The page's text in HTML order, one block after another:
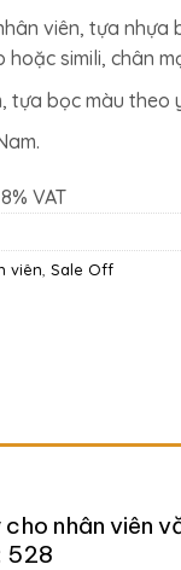
viên, tựa nhựa
simili, chân
tựa bọc màu theo
VAT
viên Sale Off
nhân viên
528